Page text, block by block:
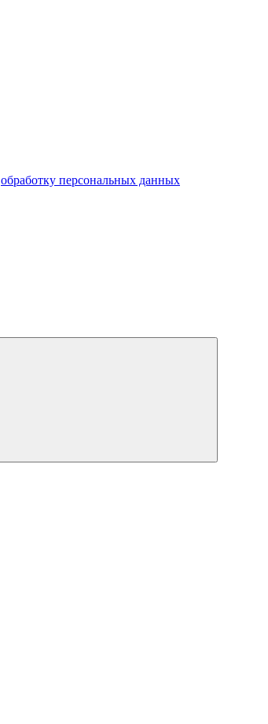
обработку персональных данных